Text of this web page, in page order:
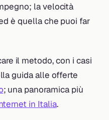
la velocità
è quella che puoi far
il metodo, con i casi
guida alle offerte
; una panoramica più
in Italia.